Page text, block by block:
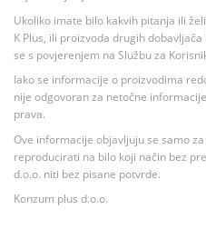
Ukoliko imate bilo kakvih pitanja ili
K Plus, ili proizvoda drugih
se s povjerenjem na Službu za
Iako se informacije o proizvodima
nije odgovoran za netočne
prava.
Ove informacije objavljuju se samo
reproducirati na bilo koji način bez
d.o.o. niti bez pisane potvrde.
Konzum plus d.o.o.